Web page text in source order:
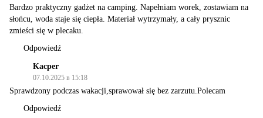
Bardzo praktyczny gadżet na camping. Napełniam worek, zostawiam na
słońcu, woda staje się ciepła. Materiał wytrzymały, a cały prysznic
zmieści się w plecaku.
Odpowiedź
Kacper
07.10.2025 в 15:18
Sprawdzony podczas wakacji,sprawował się bez zarzutu.Polecam
Odpowiedź